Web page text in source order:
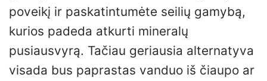
poveikį ir paskatintumėte seilių gamybą,
kurios padeda atkurti mineralų
pusiausvyrą. Tačiau geriausia alternatyva
visada bus paprastas vanduo iš čiaupo ar